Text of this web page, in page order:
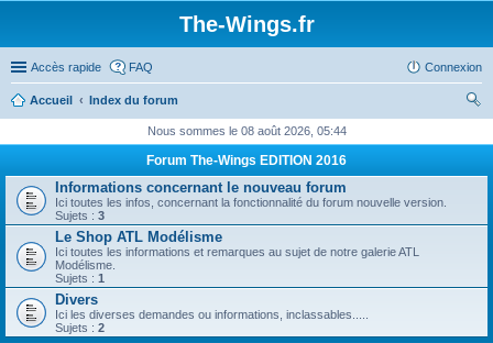
The-Wings.fr
Accès rapide FAQ Connexion
Accueil
Index du forum
ch
Nous sommes le 08 août 2026, 05:44
Forum The-Wings EDITION 2016
Informations concernant le nouveau forum
Ici toutes les infos, concernant la fonctionnalité du forum nouvelle version.
Sujets : 3
Le Shop ATL Modélisme
Ici toutes les informations et remarques au sujet de notre galerie ATL
Modélisme.
Sujets : 1
Divers
Ici les diverses demandes ou informations, inclassables.....
Sujets : 2